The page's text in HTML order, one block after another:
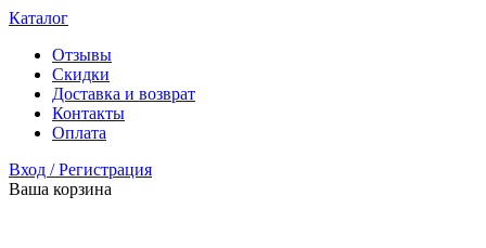
Каталог
Отзывы
Скидки
Доставка и возврат
Контакты
Оплата
Вход / Регистрация
Ваша корзина